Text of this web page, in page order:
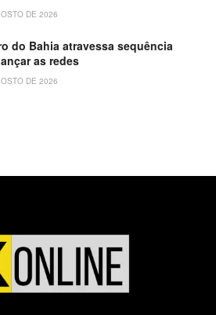
DE 2026
do Bahia atravessa sequência
as redes
DE 2026